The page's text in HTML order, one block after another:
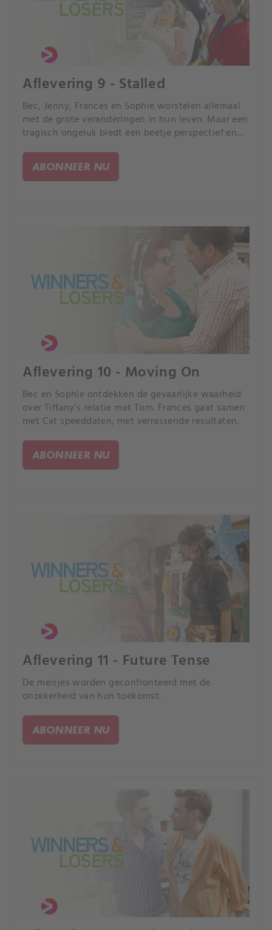
Aflevering 9 - Stalled
Bec, Jenny, Frances en Sophie worstelen allemaal
met de grote veranderingen in hun leven. Maar een
tragisch ongeluk biedt een beetje perspectief en
ABONNEER NU
Aflevering 10 - Moving On
Bec en Sophie ontdekken de gevaarlijke waarheid
over Tiffany's relatie met Tom. Frances gaat samen
met Cat speeddaten, met verrassende resultaten.
ABONNEER NU
Aflevering 11 - Future Tense
De meisjes worden geconfronteerd met de
onzekerheid van hun toekomst.
ABONNEER NU